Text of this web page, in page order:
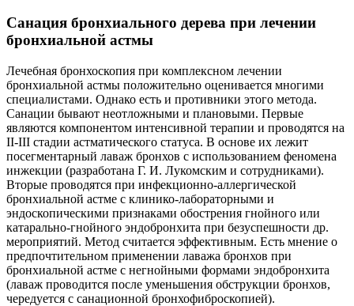
Санация бронхиального дерева при лечении
бронхиальной астмы
Лечебная бронхоскопия при комплексном лечении
бронхиальной астмы положительно оценивается многими
специалистами. Однако есть и противники этого метода.
Санации бывают неотложными и плановыми. Первые
являются компонентом интенсивной терапии и проводятся на
II-III стадии астматического статуса. В основе их лежит
посегментарный лаваж бронхов с использованием феномена
инжекции (разработана Г. И. Лукомским и сотрудниками).
Вторые проводятся при инфекционно-аллергической
бронхиальной астме с клинико-лабораторными и
эндоскопическими признаками обострения гнойного или
катарально-гнойного эндобронхита при безуспешности др.
мероприятий. Метод считается эффективным. Есть мнение о
предпочтительном применении лаважа бронхов при
бронхиальной астме с негнойными формами эндобронхита
(лаваж проводится после уменьшения обструкции бронхов,
чередуется с санационной бронхофиброскопией).